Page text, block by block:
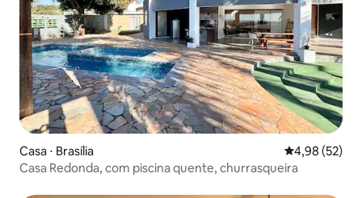
Casa ⋅ Brasília 4,98 de uma
4,98 (52)
Casa Redonda, com piscina quente, churrasqueira